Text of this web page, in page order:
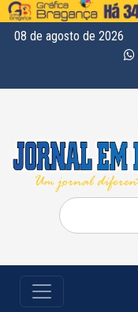
08 de agosto de 2026
Pesquisar
por: